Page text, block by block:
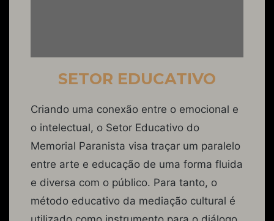
SETOR EDUCATIVO
Criando uma conexão entre o emocional e
o intelectual, o Setor Educativo do
Memorial Paranista visa traçar um paralelo
entre arte e educação de uma forma fluida
e diversa com o público. Para tanto, o
método educativo da mediação cultural é